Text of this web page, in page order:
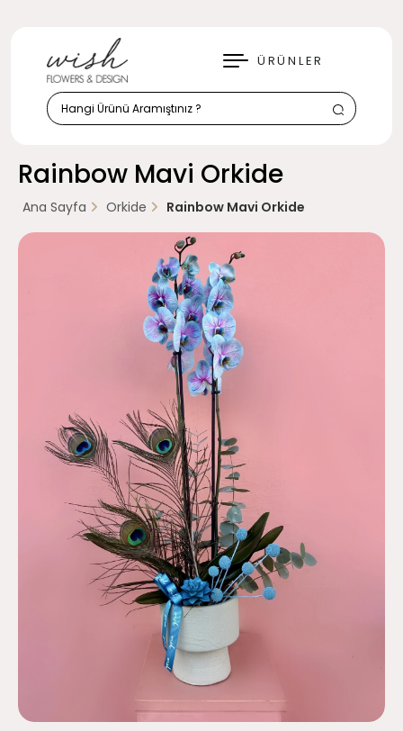
ÜRÜNLER
KAPAT
Rainbow Mavi Orkide
Ana Sayfa Orkide Rainbow Mavi Orkide